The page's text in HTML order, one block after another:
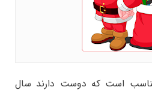
مناسب است که دوست دارند سال